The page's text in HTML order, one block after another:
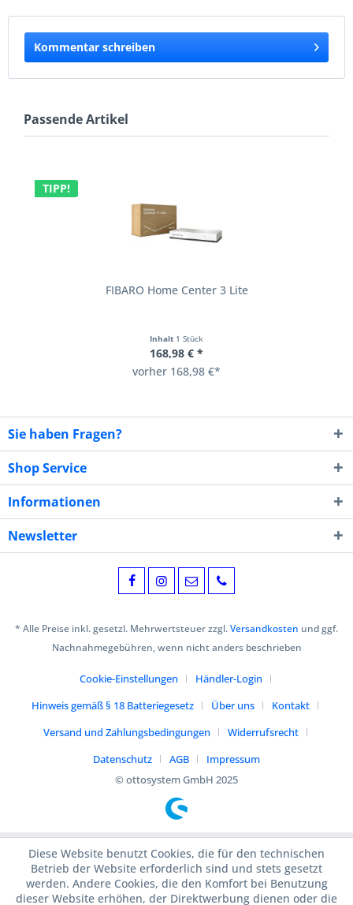
Kommentar schreiben
Passende Artikel
TIPP!
FIBARO Home Center 3 Lite
Inhalt 1 Stück
168,98 € *
vorher 168,98 €*
Sie haben Fragen?
Shop Service
Informationen
Newsletter
* Alle Preise inkl. gesetzl. Mehrwertsteuer zzgl.Versandkosten und ggf.
Nachnahmegebühren, wenn nicht anders beschrieben
Cookie-Einstellungen
Händler-Login
Hinweis gemäß § 18 Batteriegesetz
Über uns
Kontakt
Versand und Zahlungsbedingungen
Widerrufsrecht
Datenschutz
AGB
Impressum
© ottosystem GmbH 2025
Diese Website benutzt Cookies, die für den technischen
Betrieb der Website erforderlich sind und stets gesetzt
werden. Andere Cookies, die den Komfort bei Benutzung
dieser Website erhöhen, der Direktwerbung dienen oder die